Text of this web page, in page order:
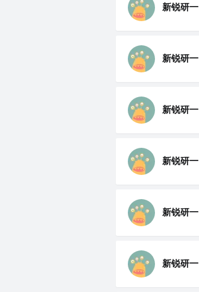
新锐研一
新锐研一
新锐研一
新锐研一
新锐研一
新锐研一